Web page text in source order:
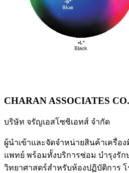
CHARAN ASSOCIATES
บริษัท จรัญเอสโซซิเอทส์ จำกัด
ผู้นำเข้าและจัดจำหน่ายสินค้าเครื่อ
แพทย์ พร้อมทั้งบริการซ่อม บำรุงรัก
วิทยาศาสตร์สำหรับห้องปฏิบัติการ โ